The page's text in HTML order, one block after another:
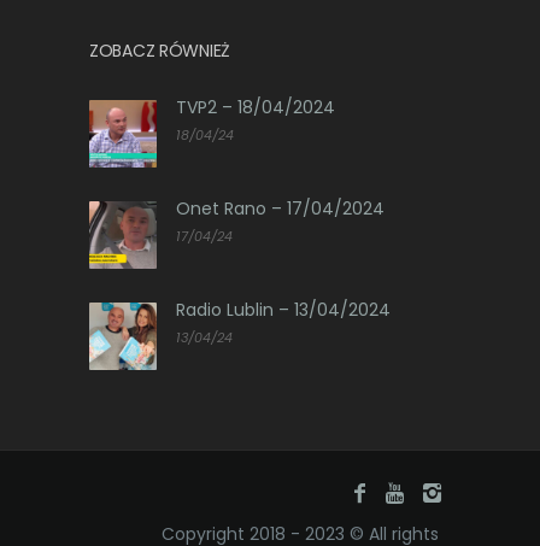
ZOBACZ RÓWNIEŻ
TVP2 – 18/04/2024
18/04/24
Onet Rano – 17/04/2024
17/04/24
Radio Lublin – 13/04/2024
13/04/24
Copyright 2018 - 2023 © All rights